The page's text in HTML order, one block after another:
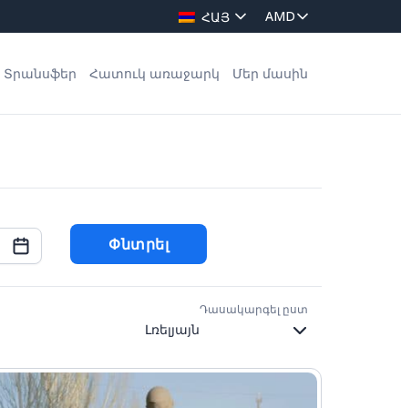
ՀԱՅ
Տրանսֆեր Հատուկ առաջարկ Մեր մասին
30 31 1
Փնտրել
Դասակարգել ըստ